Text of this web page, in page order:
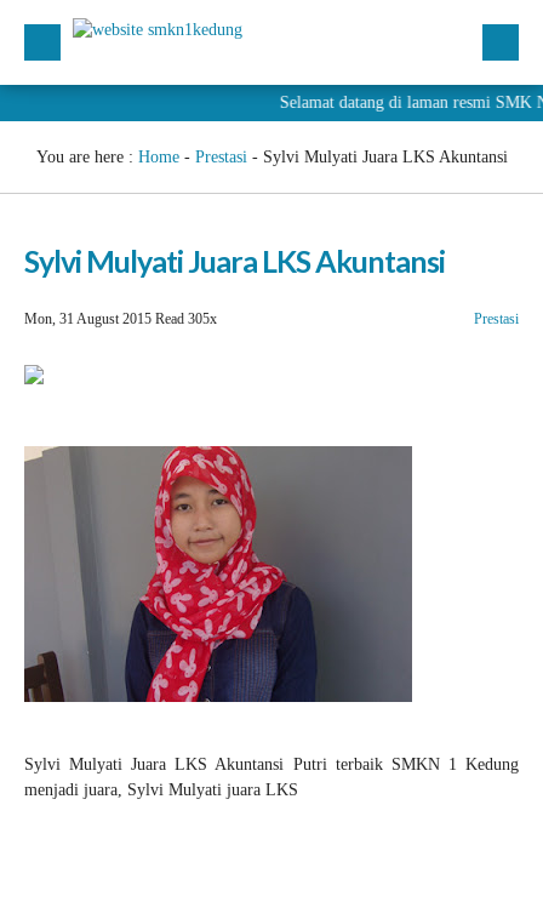
Selamat datang di laman resmi
You are here : Home- Prestasi- Sylvi Mulyati Juara LKS Akuntansi
Sylvi Mulyati Juara LKS Akuntansi
Mon, 31 August 2015 Read 305x Prestasi
Sylvi Mulyati Juara LKS Akuntansi Putri terbaik SMKN 1 Kedung
menjadi juara, Sylvi Mulyati juara LKS